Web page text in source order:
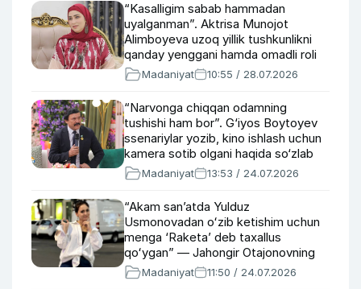
“Kasalligim sabab hammadan
uyalganman”. Aktrisa Munojot
Alimboyeva uzoq yillik tushkunlikni
qanday yenggani hamda omadli roli
haqidaMadaniyat 10:55 / 28.07.2026
“Narvonga chiqqan odamning
tushishi ham bor”. G‘iyos Boytoyev
ssenariylar yozib, kino ishlash uchun
kamera sotib olgani haqida so‘zlab
berdiMadaniyat 13:53 / 24.07.2026
“Akam san’atda Yulduz
Usmonovadan oʻzib ketishim uchun
menga ‘Raketa’ deb taxallus
qoʻygan” — Jahongir Otajonovning
singlisi E’tibor Otajonova
Madaniyat 11:50 / 24.07.2026